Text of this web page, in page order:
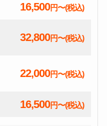
16,500円〜(税込)
32,800円〜(税込)
22,000円〜(税込)
16,500円〜(税込)